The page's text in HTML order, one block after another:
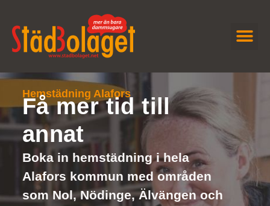
Hemstädning Alafors
Få mer tid till
annat
Boka in hemstädning i hela
Alafors kommun med områden
som Nol, Nödinge, Älvängen och